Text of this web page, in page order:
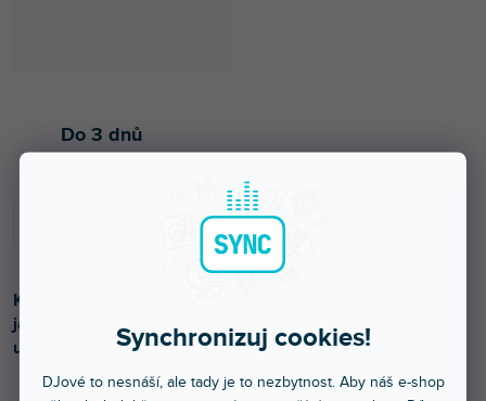
Synchronizuj cookies!
DJové to nesnáší, ale tady je to nezbytnost. Aby náš e-shop
Do 3 dnů
Kompaktní lehké bateriové světlo vybavené 4mi super
jasnými 4W RGBW LED. Ideální pro použití jako akcent a
uplighting.